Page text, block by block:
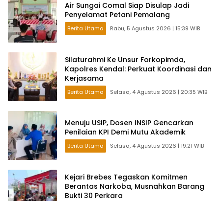
Air Sungai Comal Siap Disulap Jadi
Penyelamat Petani Pemalang
Berita Utama Rabu, 5 Agustus 2026 | 15:39 WIB
Silaturahmi Ke Unsur Forkopimda,
Kapolres Kendal: Perkuat Koordinasi dan
Kerjasama
Berita Utama Selasa, 4 Agustus 2026 | 20:35 WIB
Menuju USIP, Dosen INSIP Gencarkan
Penilaian KPI Demi Mutu Akademik
Berita Utama Selasa, 4 Agustus 2026 | 19:21 WIB
Kejari Brebes Tegaskan Komitmen
Berantas Narkoba, Musnahkan Barang
Bukti 30 Perkara